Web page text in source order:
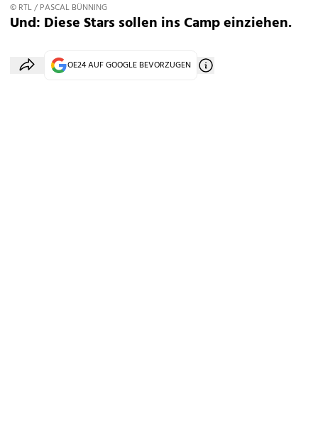
© RTL / PASCAL BÜNNING
Und: Diese Stars sollen ins Camp einziehen.
OE24 AUF GOOGLE BEVORZUGEN